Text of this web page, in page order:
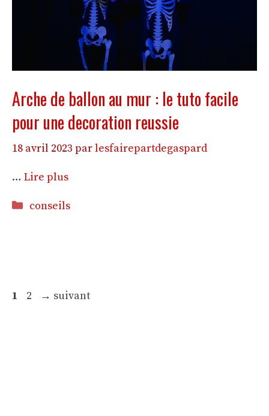
Arche de ballon au mur : le tuto facile
pour une decoration reussie
18 avril 2023 parlesfairepartdegaspard
… Lire plus
Catégories
conseils
Page
1 Page
2 → suivant